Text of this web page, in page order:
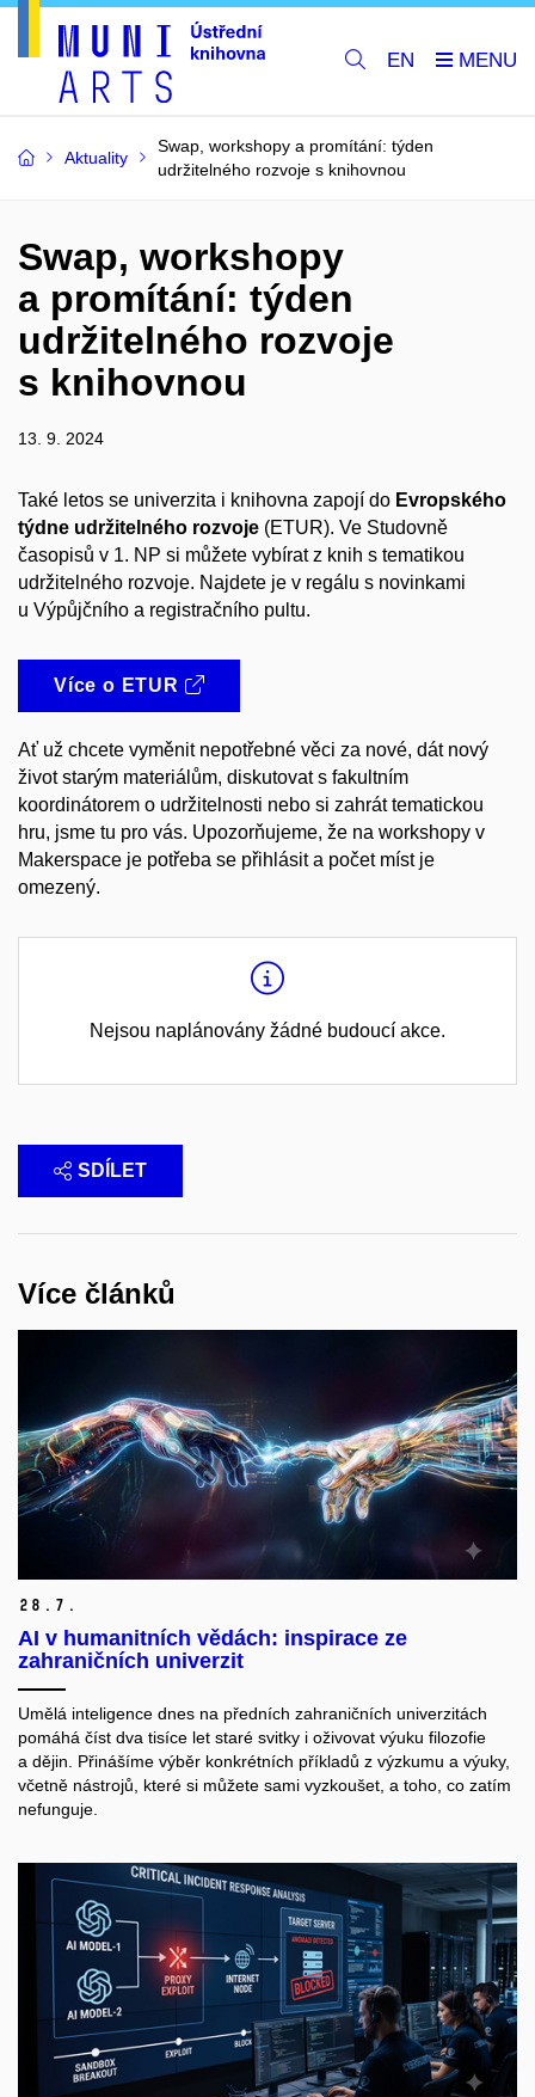
EN
Aktuality
Swap, workshopy a promítání: týden
udržitelného rozvoje s knihovnou
Swap, workshopy
a promítání: týden
udržitelného rozvoje
s knihovnou
13. 9. 2024
Také letos se univerzita i knihovna zapojí do Evropského
týdne udržitelného rozvoje (ETUR). Ve Studovně
časopisů v 1. NP si můžete vybírat z knih s tematikou
udržitelného rozvoje. Najdete je v regálu s novinkami
u Výpůjčního a registračního pultu.
Více o ETUR
Ať už chcete vyměnit nepotřebné věci za nové, dát nový
život starým materiálům, diskutovat s fakultním
koordinátorem o udržitelnosti nebo si zahrát tematickou
hru, jsme tu pro vás. Upozorňujeme, že na workshopy v
Makerspace je potřeba se přihlásit a počet míst je
omezený.
Nejsou naplánovány žádné budoucí akce.
SDÍLET
Více článků
28. 7.
AI v humanitních vědách: inspirace ze
zahraničních univerzit
Umělá inteligence dnes na předních zahraničních univerzitách
pomáhá číst dva tisíce let staré svitky i oživovat výuku filozofie
a dějin. Přinášíme výběr konkrétních příkladů z výzkumu a výuky,
včetně nástrojů, které si můžete sami vyzkoušet, a toho, co zatím
nefunguje.